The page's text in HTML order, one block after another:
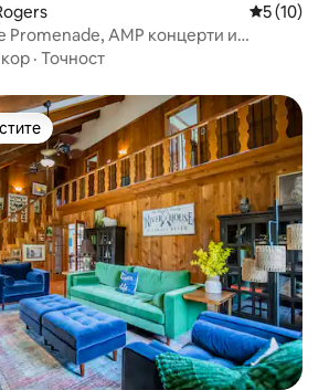
Просечна
5 (10)
Promenade, AMP концерти и
· Точност
„Омилени на гостите“